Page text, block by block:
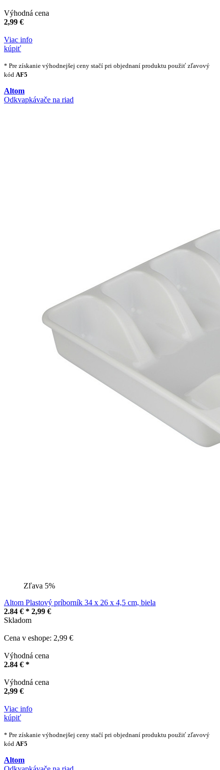
Výhodná cena
2,99 €
Viac info
kúpiť
* Pre získanie výhodnejšej ceny stačí pri objednaní produktu použiť zľavový
kód AF5
Altom
Odkvapkávače na riad
Zľava 5%
Altom Plastový príborník 34 x 26 x 4,5 cm, biela
2.84 € * 2,99 €
Skladom
Cena v eshope: 2,99 €
Výhodná cena
2.84 € *
Výhodná cena
2,99 €
Viac info
kúpiť
* Pre získanie výhodnejšej ceny stačí pri objednaní produktu použiť zľavový
kód AF5
Altom